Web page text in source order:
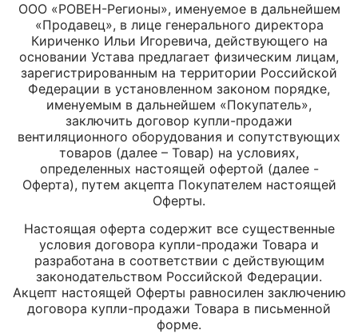
ООО «РОВЕН-Регионы», именуемое в дальнейшем
«Продавец», в лице генерального директора
Кириченко Ильи Игоревича, действующего на
основании Устава предлагает физическим лицам,
зарегистрированным на территории Российской
Федерации в установленном законом порядке,
именуемым в дальнейшем «Покупатель»,
заключить договор купли-продажи
вентиляционного оборудования и сопутствующих
товаров (далее – Товар) на условиях,
определенных настоящей офертой (далее -
Оферта), путем акцепта Покупателем настоящей
Оферты.
Настоящая оферта содержит все существенные
условия договора купли-продажи Товара и
разработана в соответствии с действующим
законодательством Российской Федерации.
Акцепт настоящей Оферты равносилен заключению
договора купли-продажи Товара в письменной
форме.